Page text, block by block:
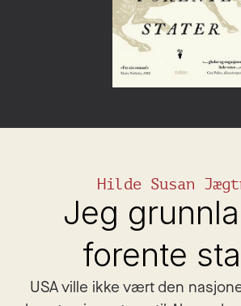
Hilde Susan
Jeg
forente
USA ville ikke vært den